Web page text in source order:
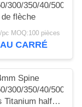
300/350/40/500
de flèche
pc MOQ:100 pièces
CARRÉ
Spine
300/350/40/500
Titanium half